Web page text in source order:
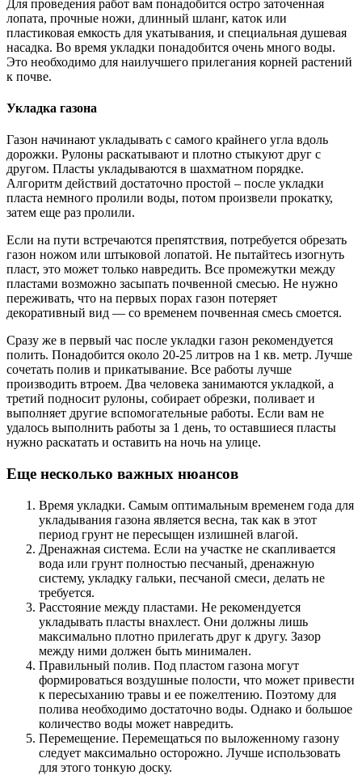
Для проведения работ вам понадобится остро заточенная
лопата, прочные ножи, длинный шланг, каток или
пластиковая емкость для укатывания, и специальная душевая
насадка. Во время укладки понадобится очень много воды.
Это необходимо для наилучшего прилегания корней растений
к почве.
Укладка газона
Газон начинают укладывать с самого крайнего угла вдоль
дорожки. Рулоны раскатывают и плотно стыкуют друг с
другом. Пласты укладываются в шахматном порядке.
Алгоритм действий достаточно простой – после укладки
пласта немного пролили воды, потом произвели прокатку,
затем еще раз пролили.
Если на пути встречаются препятствия, потребуется обрезать
газон ножом или штыковой лопатой. Не пытайтесь изогнуть
пласт, это может только навредить. Все промежутки между
пластами возможно засыпать почвенной смесью. Не нужно
переживать, что на первых порах газон потеряет
декоративный вид — со временем почвенная смесь смоется.
Сразу же в первый час после укладки газон рекомендуется
полить. Понадобится около 20-25 литров на 1 кв. метр. Лучше
сочетать полив и прикатывание. Все работы лучше
производить втроем. Два человека занимаются укладкой, а
третий подносит рулоны, собирает обрезки, поливает и
выполняет другие вспомогательные работы. Если вам не
удалось выполнить работы за 1 день, то оставшиеся пласты
нужно раскатать и оставить на ночь на улице.
Еще несколько важных нюансов
Время укладки. Самым оптимальным временем года для
укладывания газона является весна, так как в этот
период грунт не пересыщен излишней влагой.
Дренажная система. Если на участке не скапливается
вода или грунт полностью песчаный, дренажную
систему, укладку гальки, песчаной смеси, делать не
требуется.
Расстояние между пластами. Не рекомендуется
укладывать пласты внахлест. Они должны лишь
максимально плотно прилегать друг к другу. Зазор
между ними должен быть минимален.
Правильный полив. Под пластом газона могут
формироваться воздушные полости, что может привести
к пересыханию травы и ее пожелтению. Поэтому для
полива необходимо достаточно воды. Однако и большое
количество воды может навредить.
Перемещение. Перемещаться по выложенному газону
следует максимально осторожно. Лучше использовать
для этого тонкую доску.